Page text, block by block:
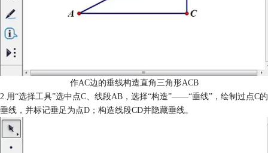
作AC边的垂线构造直角三角形ACB
2.用“选择工具”选中点C、线段AB，选择“构造”——“垂线”，绘制过点C的
垂线，并标记垂足为点D；构造线段CD并隐藏垂线。